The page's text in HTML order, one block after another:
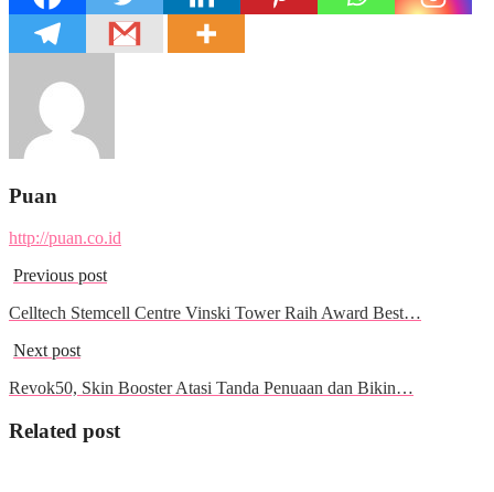
Puan
http://puan.co.id
Previous post
Celltech Stemcell Centre Vinski Tower Raih Award Best…
Next post
Revok50, Skin Booster Atasi Tanda Penuaan dan Bikin…
Related post